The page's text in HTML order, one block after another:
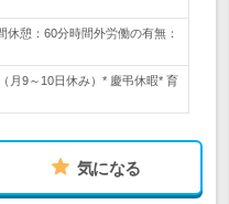
憩：60分時間外労働の有無：
月9～10日休み）* 慶弔休暇* 育
気になる